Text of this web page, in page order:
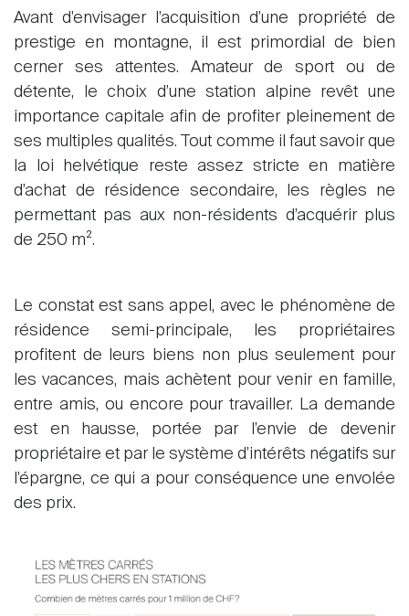
Avant d’envisager l’acquisition d’une propriété de
prestige en montagne, il est primordial de bien
cerner ses attentes. Amateur de sport ou de
détente, le choix d’une station alpine revêt une
importance capitale afin de profiter pleinement de
ses multiples qualités. Tout comme il faut savoir que
la loi helvétique reste assez stricte en matière
d’achat de résidence secondaire, les règles ne
permettant pas aux non-résidents d’acquérir plus
de 250 m².
Le constat est sans appel, avec le phénomène de
résidence semi-principale, les propriétaires
profitent de leurs biens non plus seulement pour
les vacances, mais achètent pour venir en famille,
entre amis, ou encore pour travailler. La demande
est en hausse, portée par l’envie de devenir
propriétaire et par le système d’intérêts négatifs sur
l’épargne, ce qui a pour conséquence une envolée
des prix.